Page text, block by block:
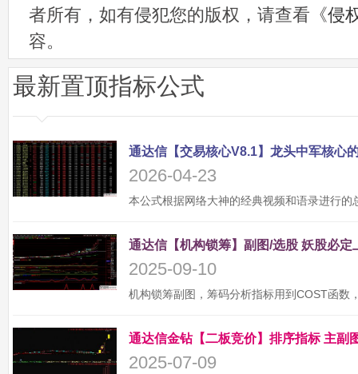
者所有，如有侵犯您的版权，请查看《侵
容。
最新置顶指标公式
2026-04-23
2025-09-10
2025-07-09